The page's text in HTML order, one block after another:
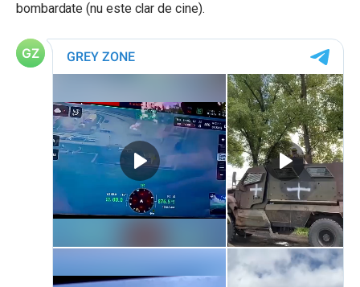
bombardate (nu este clar de cine).